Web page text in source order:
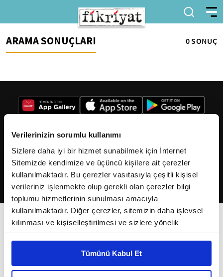
Verilerinizin sorumlu kullanımı
Sizlere daha iyi bir hizmet sunabilmek için İnternet
Sitemizde kendimize ve üçüncü kişilere ait çerezler
kullanılmaktadır. Bu çerezler vasıtasıyla çeşitli kişisel
verileriniz işlenmekte olup gerekli olan çerezler bilgi
toplumu hizmetlerinin sunulması amacıyla
kullanılmaktadır. Diğer çerezler, sitemizin daha işlevsel
kılınması ve kişiselleştirilmesi ve sizlere yönelik
reklam/pazarlama faaliyetlerinin yapılması, amaçlarıyla
Çerezlere ilişkin tercihlerinizi çerez paneli vasıtasıyla
belirleyebilirsiniz. Çerezlere ilişkin detaylı bilgi için
Tümünü Kabul Et
ARAMA SONUÇLARI 0 SONUÇ
2026Fikriyat. Tüm hakları saklıdır.